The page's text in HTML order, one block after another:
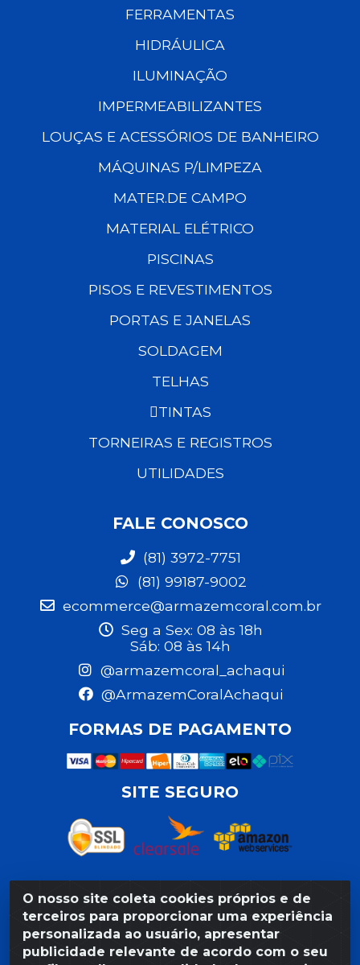
O nosso site coleta cookies próprios e de
terceiros para proporcionar uma experiência
personalizada ao usuário, apresentar
publicidade relevante de acordo com o seu
FERRAMENTAS
HIDRÁULICA
ILUMINAÇÃO
IMPERMEABILIZANTES
LOUÇAS E ACESSÓRIOS DE BANHEIRO
MÁQUINAS P/LIMPEZA
MATER.DE CAMPO
MATERIAL ELÉTRICO
PISCINAS
PISOS E REVESTIMENTOS
PORTAS E JANELAS
SOLDAGEM
TELHAS
TINTAS
TORNEIRAS E REGISTROS
UTILIDADES
FALE CONOSCO
(81) 3972-7751
(81) 99187-9002
ecommerce@armazemcoral.com.br
Seg a Sex: 08 às 18h
Sáb: 08 às 14h
@armazemcoral_achaqui
@ArmazemCoralAchaqui
FORMAS DE PAGAMENTO
SITE SEGURO
Razão Social: Armazém Coral LTDA - Rua da Praia,
103 - São José - Recife/PE - CEP 50020-550 -
CNPJ 11.623.188/0027-80